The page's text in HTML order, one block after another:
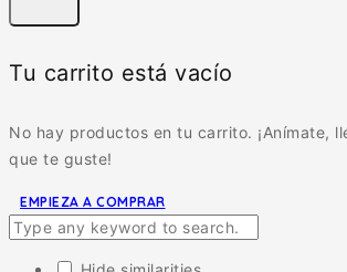
Tu carrito está vacío
No hay productos en tu carrito. ¡Anímate,
que te guste!
EMPIEZA A COMPRAR